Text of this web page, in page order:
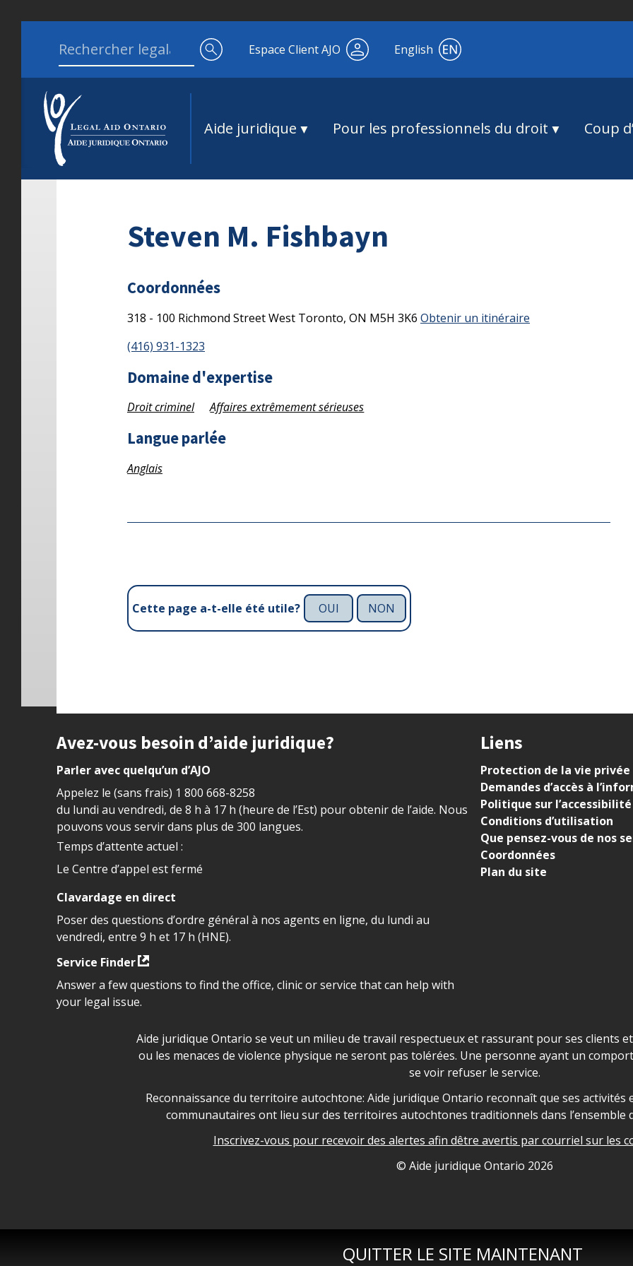
QUITTER LE SITE MAINTENANT
Search for:
Espace Client AJO English
Aide juridique Pour les professionnels du droit Coup
Steven M. Fishbayn
Coordonnées
318 - 100 Richmond Street West Toronto, ON M5H 3K6 Obtenir un itinéraire
(416) 931-1323
Domaine d'expertise
Droit criminel Affaires extrêmement sérieuses
Langue parlée
Anglais
Cette page a-t-elle été utile? OUI NON
Site footer
Avez-vous besoin d’aide juridique?
Parler avec quelqu’un d’AJO
Appelez le (sans frais) 1 800 668-8258
du lundi au vendredi, de 8 h à 17 h (heure de l’Est) pour obtenir de l’aide. Nous
pouvons vous servir dans plus de 300 langues.
Temps d’attente actuel :
Le Centre d’appel est fermé
Clavardage en direct
Poser des questions d’ordre général à nos agents en ligne, du lundi au
vendredi, entre 9 h et 17 h (HNE).
Service Finder
Answer a few questions to find the office, clinic or service that can help with
your legal issue.
Liens
Protection de la vie privée
Demandes d’accès à
Politique sur l’accessibilité
Conditions d’utilisation
Que pensez-vous de nos
Coordonnées
Plan du site
Déclaration sur la sécurité dans les locaux d'AJO.
Aide juridique Ontario se veut un milieu de travail respectueux et rassurant pour ses clients
ou les menaces de violence physique ne seront pas tolérées. Une personne ayant un
se voir refuser le service.
Legal Aid Ontario land acknowledgement
Reconnaissance du territoire autochtone: Aide juridique Ontario reconnaît que ses activités
communautaires ont lieu sur des territoires autochtones traditionnels dans l’ensemble
Inscrivez-vous pour recevoir des alertes afin dêtre avertis par courriel sur les
© Aide juridique Ontario 2026